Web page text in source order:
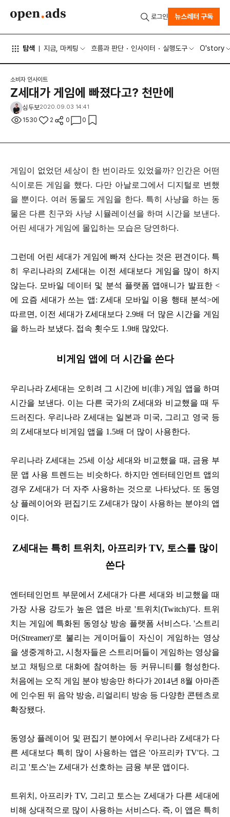
탐색 지금, 마케팅 흐름과 판단 인사이터 실행도구 O'story
로그인 뉴스레터 구독
소비자 인사이트
Z세대가 게임에 빠졌다고? 천만에
심두보2020.09.03 14:41
1530 2 0 0
게임이 없었던 세상이 한 번이라도 있었을까? 인간은 어떤
식이로든 게임을 했다. 다만 아날로그에서 디지털로 변했
을 뿐이다. 여러 동물도 게임을 한다. 특히 사냥을 하는 동
물은 다른 친구와 사냥 시뮬레이션을 하며 시간을 보낸다.
어린 세대가 게임에 몰입하는 모습은 당연하다.
그런데 어린 세대가 게임에 빠져 산다는 것은 편견이다. 특
히 우리나라의 Z세대는 이전 세대보다 게임을 많이 하지
않는다. 모바일 데이터 및 분석 플랫폼 앱애니가 발표한 <
에 요즘 세대가 쓰는 앱: Z세대 모바일 이용 행태 분석>에
따르면, 이전 세대가 Z세대보다 2.9배 더 많은 시간을 게임
을 하느라 보냈다. 접속 횟수도 1.9배 많았다.
비게임 앱에 더 시간을 쓴다
우리나라 Z세대는 오히려 그 시간에 비(非) 게임 앱을 하며
시간을 보낸다. 이는 다른 국가의 Z세대와 비교했을 때 두
드러진다. 우리나라 Z세대는 일본과 미국, 그리고 영국 등
의 Z세대보다 비게임 앱을 1.5배 더 많이 사용한다.
우리나라 Z세대는 25세 이상 세대와 비교했을 때, 금융 부
문 앱 사용 트렌드는 비슷하다. 하지만 엔터테인먼트 앱의
경우 Z세대가 더 자주 사용하는 것으로 나타났다. 또 동영
상 플레이어와 편집기도 Z세대가 많이 사용하는 분야의 앱
이다.
Z세대는 특히 트위치, 아프리카 TV, 토스를 많이
쓴다
엔터테인먼트 부문에서 Z세대가 다른 세대와 비교했을 때
가장 사용 강도가 높은 앱은 바로 '트위치(Twitch)'다. 트위
치는 게임에 특화된 동영상 방송 플랫폼 서비스다. '스트리
머(Streamer)'로 불리는 게이머들이 자신이 게임하는 영상
을 생중계하고, 시청자들은 스트리머들이 게임하는 영상을
보고 채팅으로 대화에 참여하는 등 커뮤니티를 형성한다.
처음에는 오직 게임 분야 방송만 하다가 2014년 8월 아마존
에 인수된 뒤 음악 방송, 리얼리티 방송 등 다양한 콘텐츠로
확장됐다.
동영상 플레이어 및 편집기 분야에서 우리나라 Z세대가 다
른 세대보다 특히 많이 사용하는 앱은 '아프리카 TV'다. 그
리고 '토스'는 Z세대가 선호하는 금융 부문 앱이다.
트위치, 아프리카 TV, 그리고 토스는 Z세대가 다른 세대에
비해 상대적으로 많이 사용하는 서비스다. 즉, 이 앱은 특히